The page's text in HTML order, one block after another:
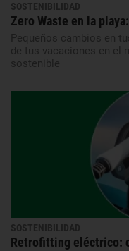
SOSTENIBILIDAD
Zero Waste en la
Pequeños cambios en
de tus vacaciones en el
sostenible
SOSTENIBILIDAD
Retrofitting eléctrico: